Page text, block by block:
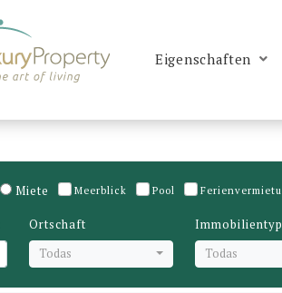
Eigenschaften
Miete Meerblick Pool
Ortschaft
Todas
Immobilientyp
Todas